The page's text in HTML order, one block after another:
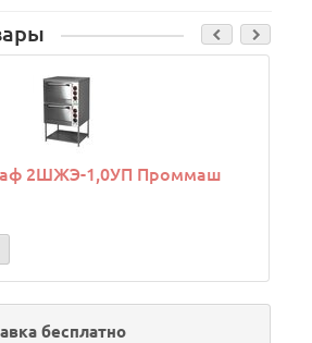
2ШЖЭ-1,0УП Проммаш
бесплатно